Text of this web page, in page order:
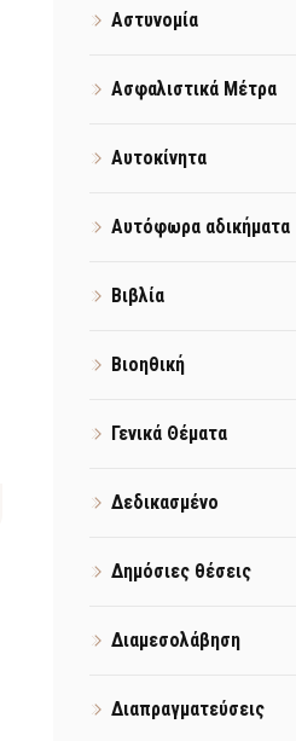
Αστυνομία
Ασφαλιστικά Μέτρα
Αυτοκίνητα
Αυτόφωρα αδικήματα
Βιβλία
Βιοηθική
Γενικά Θέματα
Δεδικασμένο
Δημόσιες θέσεις
Διαμεσολάβηση
Διαπραγματεύσεις